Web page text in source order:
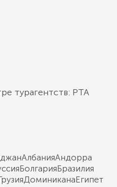
турагентств: РТА
АлбанияАндорра
БолгарияБразилия
ДоминиканаЕгипет